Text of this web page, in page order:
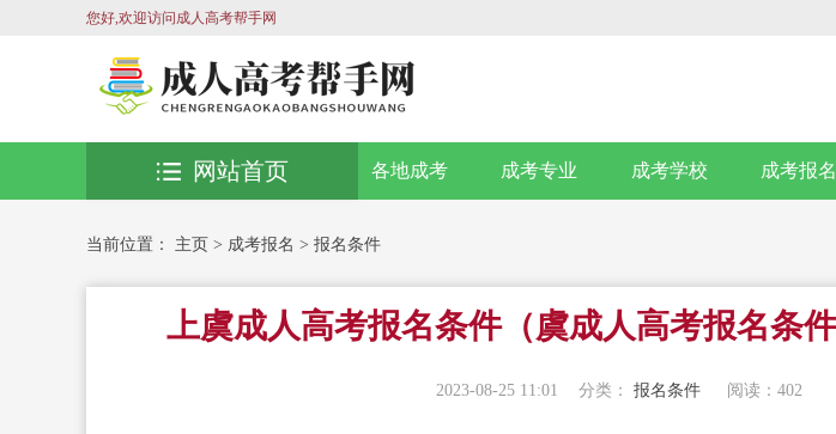
您好,欢迎访问成人高考帮手网
各地成考 成考专业 成考学校 成考报名
网站首页
当前位置： 主页 > 成考报名 > 报名条件
上虞成人高考报名条件（虞成人高考报名条件
2023-08-25 11:01 分类：报名条件 阅读： 402